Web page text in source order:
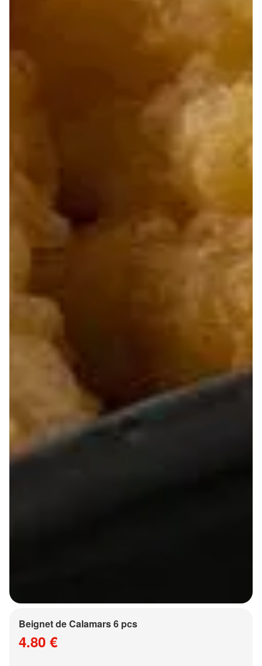
Beignet de Calamars 6 pcs
4.80 €